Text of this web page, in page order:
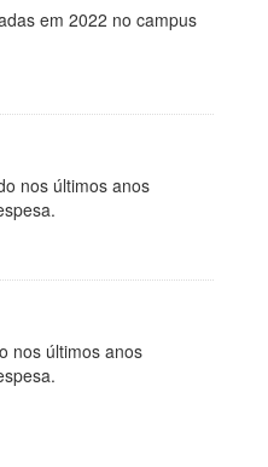
em 2022 no campus
nos últimos anos
nos últimos anos